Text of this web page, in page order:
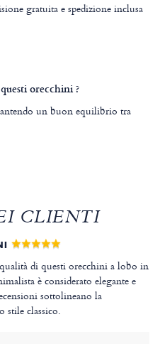
gratuita e spedizione inclusa
orecchini ?
un buon equilibrio tra
CLIENTI
di questi orecchini a lobo in
è considerato elegante e
sottolineano la
stile classico.